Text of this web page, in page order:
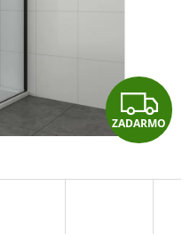
Z
A
D
ZADARMO